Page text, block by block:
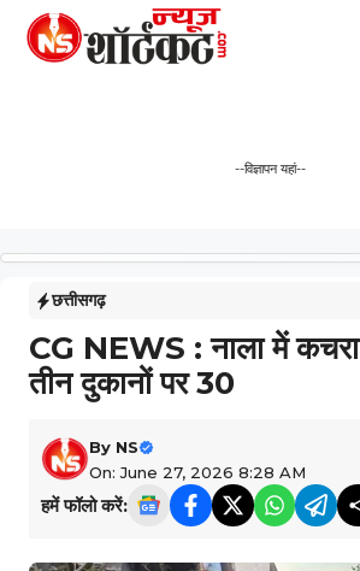
Skip
--विज्ञापन यहां--
छत्तीसगढ़
CG NEWS : नाला में
तीन दुकानों पर 30
By NS
On: June 27, 2026 8:28 AM
हमें फॉलो करें: